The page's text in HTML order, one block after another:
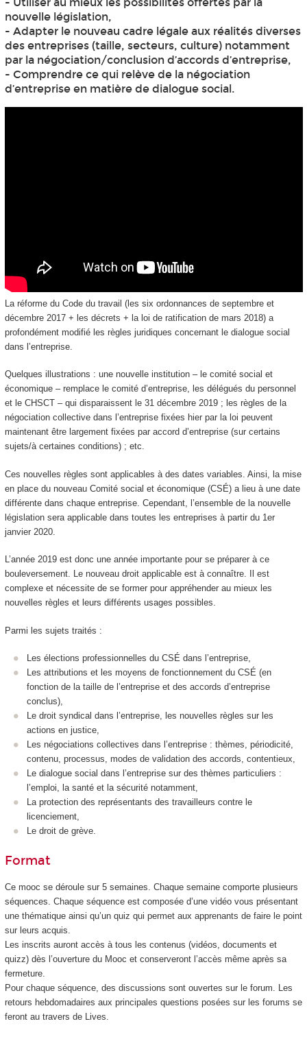
nouvelle législation,
- Adapter le nouveau cadre légale aux réalités diverses
des entreprises (taille, secteurs, culture) notamment
par la négociation/conclusion d’accords d’entreprise,
- Comprendre ce qui relève de la négociation
d’entreprise en matière de dialogue social.
La réforme du Code du travail (les six ordonnances de septembre et
décembre 2017 + les décrets + la loi de ratification de mars 2018) a
profondément modifié les règles juridiques concernant le dialogue social
dans l’entreprise.
Quelques illustrations : une nouvelle institution – le comité social et
économique – remplace le comité d’entreprise, les délégués du personnel
et le CHSCT – qui disparaissent le 31 décembre 2019 ; les règles de la
négociation collective dans l’entreprise fixées hier par la loi peuvent
maintenant être largement fixées par accord d’entreprise (sur certains
sujets/à certaines conditions) ; etc.
Ces nouvelles règles sont applicables à des dates variables. Ainsi, la mise
en place du nouveau Comité social et économique (CSÉ) a lieu à une date
différente dans chaque entreprise. Cependant, l’ensemble de la nouvelle
législation sera applicable dans toutes les entreprises à partir du 1er
janvier 2020.
L’année 2019 est donc une année importante pour se préparer à ce
bouleversement. Le nouveau droit applicable est à connaître. Il est
complexe et nécessite de se former pour appréhender au mieux les
nouvelles règles et leurs différents usages possibles.
Parmi les sujets traités :
Les élections professionnelles du CSÉ dans l’entreprise,
Les attributions et les moyens de fonctionnement du CSÉ (en
fonction de la taille de l’entreprise et des accords d’entreprise
conclus),
Le droit syndical dans l’entreprise, les nouvelles règles sur les
actions en justice,
Les négociations collectives dans l’entreprise : thèmes, périodicité,
contenu, processus, modes de validation des accords, contentieux,
Le dialogue social dans l’entreprise sur des thèmes particuliers :
l’emploi, la santé et la sécurité notamment,
La protection des représentants des travailleurs contre le
licenciement,
Le droit de grève.
Format
Ce mooc se déroule sur 5 semaines. Chaque semaine comporte plusieurs
séquences. Chaque séquence est composée d’une vidéo vous présentant
une thématique ainsi qu’un quiz qui permet aux apprenants de faire le point
sur leurs acquis.
Les inscrits auront accès à tous les contenus (vidéos, documents et
quizz) dès l’ouverture du Mooc et conserveront l’accès même après sa
fermeture.
Pour chaque séquence, des discussions sont ouvertes sur le forum. Les
retours hebdomadaires aux principales questions posées sur les forums se
feront au travers de Lives.